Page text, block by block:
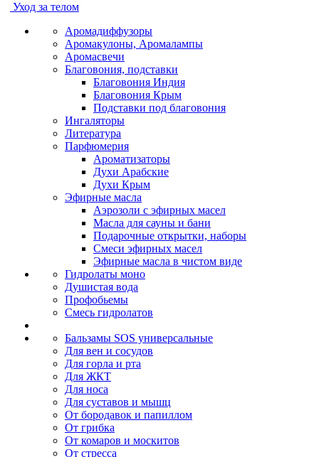
Уход за телом
Аромадиффузоры
Аромакулоны, Аромалампы
Аромасвечи
Благовония, подставки
Благовония Индия
Благовония Крым
Подставки под благовония
Ингаляторы
Литература
Парфюмерия
Ароматизаторы
Духи Арабские
Духи Крым
Эфирные масла
Аэрозоли с эфирных масел
Масла для сауны и бани
Подарочные открытки, наборы
Смеси эфирных масел
Эфирные масла в чистом виде
Гидролаты моно
Душистая вода
Профобьемы
Смесь гидролатов
Бальзамы SOS универсальные
Для вен и сосудов
Для горла и рта
Для ЖКТ
Для носа
Для суставов и мышц
От бородавок и папиллом
От грибка
От комаров и москитов
От стресса